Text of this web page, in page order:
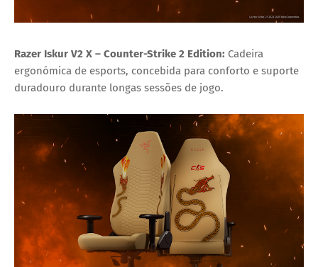
Razer Iskur V2 X – Counter-Strike 2 Edition: Cadeira
ergonómica de esports, concebida para conforto e suporte
duradouro durante longas sessões de jogo.